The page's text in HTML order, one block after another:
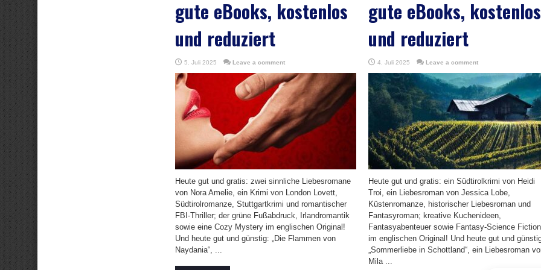
gute eBooks, kostenlos
und reduziert
5. Juli 2025 Leave a comment
Heute gut und gratis: zwei sinnliche Liebesromane
von Nora Amelie, ein Krimi von London Lovett,
Südtirolromanze, Stuttgartkrimi und romantischer
FBI-Thriller; der grüne Fußabdruck, Irlandromantik
sowie eine Cozy Mystery im englischen Original!
Und heute gut und günstig: „Die Flammen von
Naydania“, ...
gute eBooks, kostenlos
und reduziert
4. Juli 2025 Leave a comment
Heute gut und gratis: ein Südtirolkrimi von Heidi
Troi, ein Liebesroman von Jessica Lobe,
Küstenromanze, historischer Liebesroman und
Fantasyroman; kreative Kuchenideen,
Fantasyabenteuer sowie Fantasy-Science Fiction
im englischen Original! Und heute gut und
„Sommerliebe in Schottland“, ein Liebesroman
Mila ...